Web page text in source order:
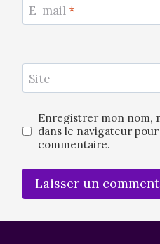
E-mail*
Site
Enregistrer mon nom,
dans le navigateur
commentaire.